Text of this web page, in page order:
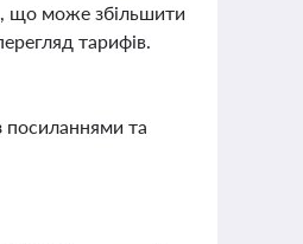
що може збільшити
тарифів.
посиланнями та